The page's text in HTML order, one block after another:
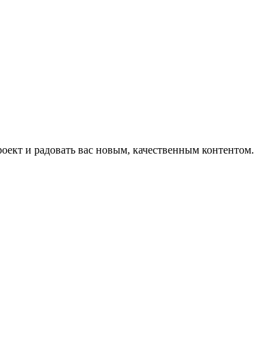
и радовать вас новым, качественным контентом.